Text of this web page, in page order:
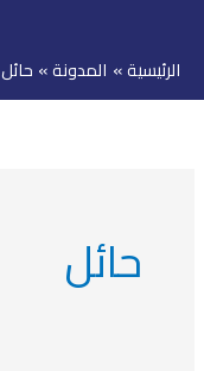
المحتوى
الرئيسية المدونة حائل
حائل